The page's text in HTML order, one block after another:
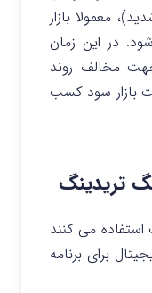
معمولا بازار
در این زمان
مخالف روند
بازار سود کسب
تریدینگ
استفاده می کنند
برای برنامه